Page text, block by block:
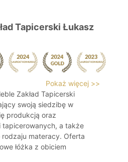
Tapicerski Łukasz
Pokaż więcej >>
Zakład Tapicerski
swoją siedzibę w
produkcją oraz
tapicerowanych, a także
materacy. Oferta
łóżka z obiciem